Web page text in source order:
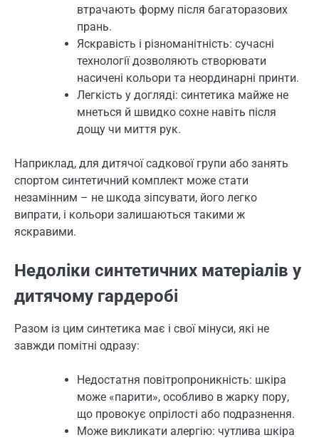
втрачають форму після багаторазових
прань.
Яскравість і різноманітність: сучасні
технології дозволяють створювати
насичені кольори та неординарні принти.
Легкість у догляді: синтетика майже не
мнеться й швидко сохне навіть після
дощу чи миття рук.
Наприклад, для дитячої садкової групи або занять
спортом синтетичний комплект може стати
незамінним – не шкода зіпсувати, його легко
випрати, і кольори залишаються такими ж
яскравими.
Недоліки синтетичних матеріалів у
дитячому гардеробі
Разом із цим синтетика має і свої мінуси, які не
завжди помітні одразу:
Недостатня повітропроникність: шкіра
може «парити», особливо в жарку пору,
що провокує опрілості або подразнення.
Може викликати алергію: чутлива шкіра